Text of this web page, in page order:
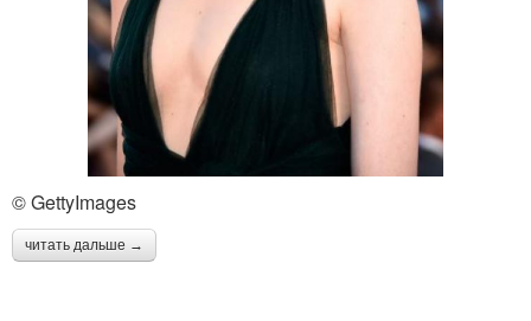
© GettyImages
читать дальше →